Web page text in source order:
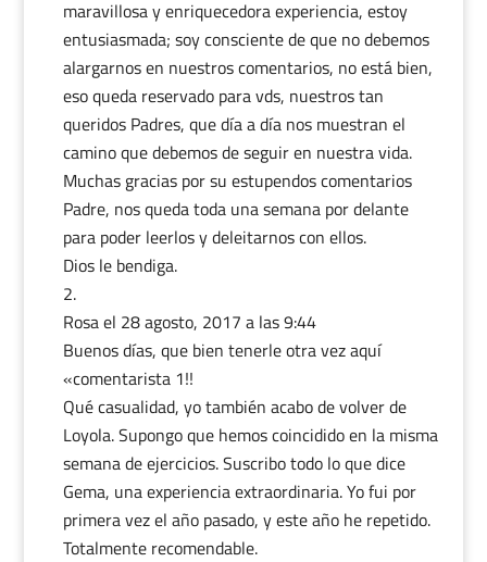
maravillosa y enriquecedora experiencia, estoy
entusiasmada; soy consciente de que no debemos
alargarnos en nuestros comentarios, no está bien,
eso queda reservado para vds, nuestros tan
queridos Padres, que día a día nos muestran el
camino que debemos de seguir en nuestra vida.
Muchas gracias por su estupendos comentarios
Padre, nos queda toda una semana por delante
para poder leerlos y deleitarnos con ellos.
Dios le bendiga.
Rosael 28 agosto, 2017 a las 9:44
Buenos días, que bien tenerle otra vez aquí
«comentarista 1!!
Qué casualidad, yo también acabo de volver de
Loyola. Supongo que hemos coincidido en la misma
semana de ejercicios. Suscribo todo lo que dice
Gema, una experiencia extraordinaria. Yo fui por
primera vez el año pasado, y este año he repetido.
Totalmente recomendable.